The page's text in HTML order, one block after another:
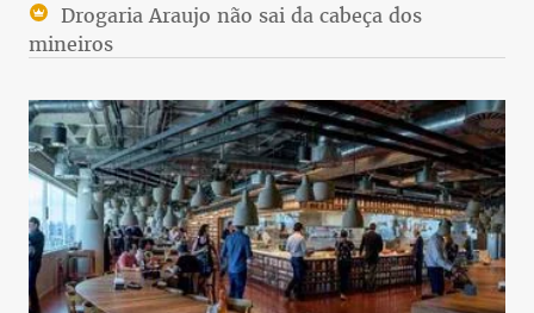
Drogaria Araujo não sai da cabeça dos
mineiros